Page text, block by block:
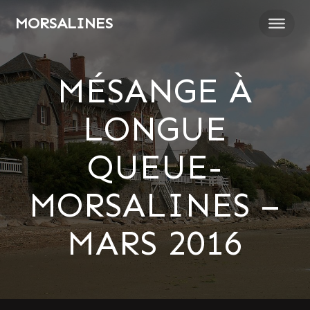
MORSALINES
MÉSANGE À
LONGUE
QUEUE-
MORSALINES –
MARS 2016